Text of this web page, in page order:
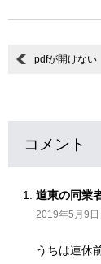
pdfが開けない
コメント
道東の同業
2019年5月9日
うちは連休